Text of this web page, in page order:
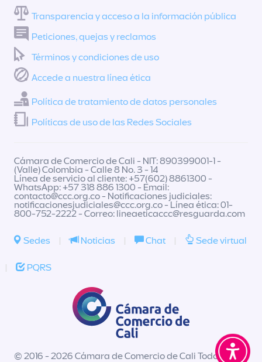
Transparencia y acceso a la información pública
Peticiones, quejas y reclamos
Términos y condiciones de uso
Accede a nuestra línea ética
Política de tratamiento de datos personales
Políticas de uso de las Redes Sociales
Cámara de Comercio de Cali - NIT: 890399001-1 -
(Valle) Colombia - Calle 8 No. 3 - 14
Línea de servicio al cliente: +57(602) 8861300 -
WhatsApp: +57 318 886 1300 - Email:
contacto@ccc.org.co- Notificaciones judiciales:
notificacionesjudiciales@ccc.org.co- Línea ética: 01-
800-752-2222 - Correo: lineaeticaccc@resguarda.com
Sedes | Noticias | Chat | Sede virtual
| PQRS
© 2016 - 2026 Cámara de Comercio de Cali Todos los